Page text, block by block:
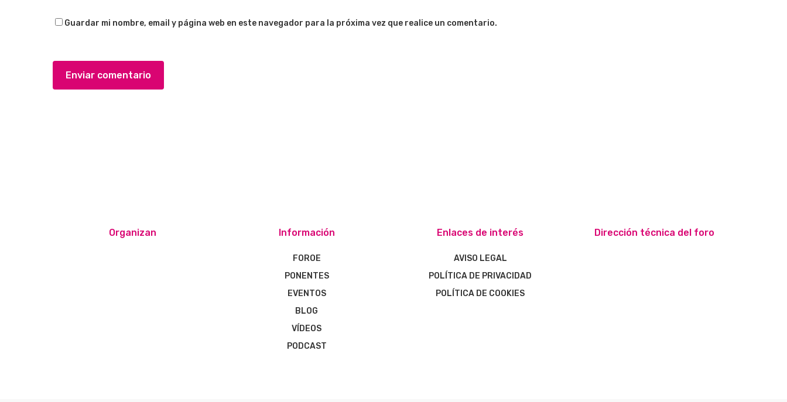
Guardar mi nombre, email y página web en este navegador para la próxima vez que realice un comentario.
Organizan Información
FOROE
PONENTES
EVENTOS
BLOG
VÍDEOS
PODCAST
Enlaces de interés
AVISO LEGAL
POLÍTICA DE PRIVACIDAD
POLÍTICA DE COOKIES
Dirección técnica del foro